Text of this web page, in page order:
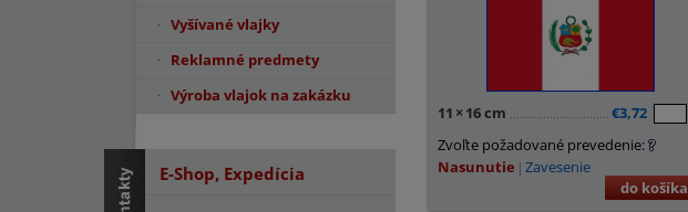
11 × 16 cm €3,72
Zvoľte požadované prevedenie:
Nasunutie Zavesenie
do košíka
Vyšívané vlajky
Reklamné predmety
Výroba vlajok na zakázku
E-Shop, Expedícia